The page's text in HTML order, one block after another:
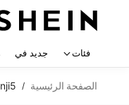
فئات جديد في
الصفحة الرئيسية /